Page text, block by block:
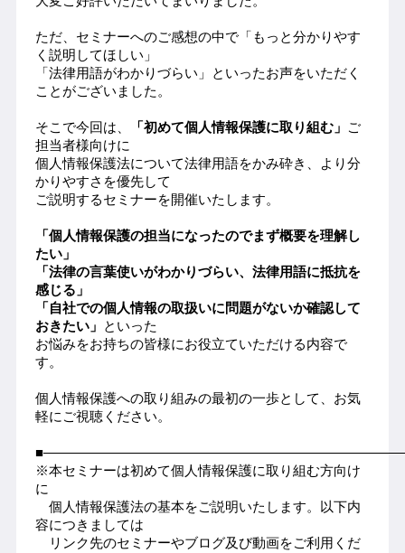
ただ、セミナーへのご感想の中で「もっと分かりやす
く説明してほしい」
「法律用語がわかりづらい」といったお声をいただく
ことがございました。
そこで今回は、 「初めて個人情報保護に取り組む」
ご
担当者様向けに
個人情報保護法について法律用語をかみ砕き、より分
かりやすさを優先して
ご説明するセミナーを開催いたします。
「個人情報保護の担当になったのでまず概要を理解し
たい」
「法律の言葉使いがわかりづらい、法律用語に抵抗を
感じる」
「自社での個人情報の取扱いに問題がないか確認して
おきたい」
といった
お悩みをお持ちの皆様にお役立ていただける内容で
す。
個人情報保護への取り組みの最初の一歩として、お気
軽にご視聴ください。
※本セミナーは初めて個人情報保護に取り組む方向け
に
個人情報保護法の基本をご説明いたします。以下内
容につきましては
リンク先のセミナーやブログ及び動画をご利用くだ